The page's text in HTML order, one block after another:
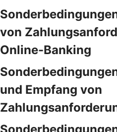
von
Online-Banking
und Empfang von